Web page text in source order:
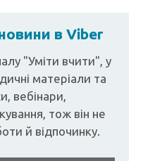
в Viber
"Уміти вчити", у
матеріали та
вебінари,
тож він не
й відпочинку.